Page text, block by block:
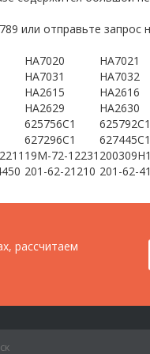
или отправьте запрос
HA7020
HA7021
HA7031
HA7032
HA2615
HA2616
HA2629
HA2630
625756C1
625792C1
627296C1
627445C1
19M-72-12231 200309H1
201-62-21210 201-62-
рассчитаем